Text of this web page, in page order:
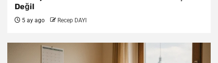
Değil
5 ay ago Recep DAYI